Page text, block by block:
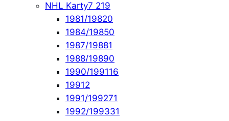
NHL Karty7 219
1981/19820
1984/19850
1987/19881
1988/19890
1990/199116
19912
1991/199271
1992/199331